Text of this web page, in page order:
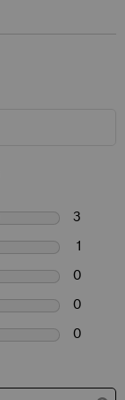
3
1
0
0
0